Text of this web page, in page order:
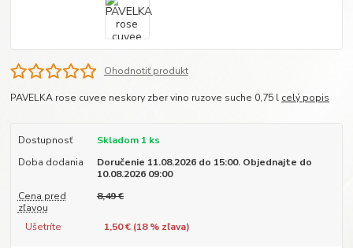
Ohodnotiť produkt
PAVELKA rose cuvee neskory zber vino ruzove suche 0,75 l celý popis
Dostupnosť
Skladom 1 ks
Doba dodania
Doručenie 11.08.2026 do 15:00. Objednajte do
10.08.2026 09:00
Cena pred
zľavou
8,49 €
Ušetríte 1,50 € (18% zľava)